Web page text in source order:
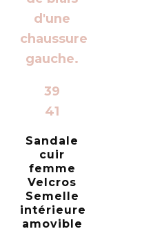
39
41
Sandale
cuir
femme
Velcros
Semelle
intérieure
amovible